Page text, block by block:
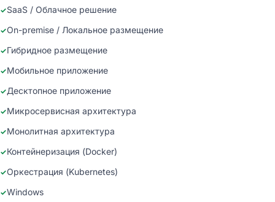
SaaS / Облачное решение
On-premise / Локальное размещение
Гибридное размещение
Мобильное приложение
Десктопное приложение
Микросервисная архитектура
Монолитная архитектура
Контейнеризация (Docker)
Оркестрация (Kubernetes)
Windows